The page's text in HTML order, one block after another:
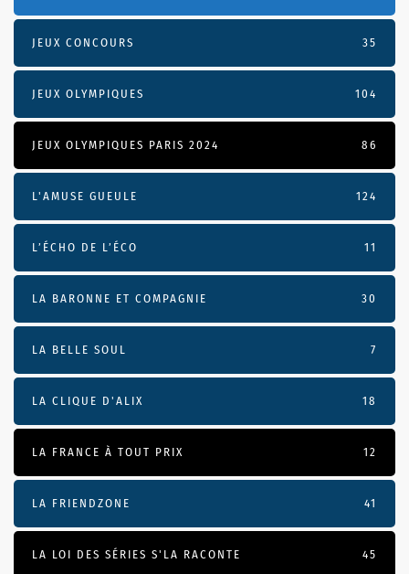
JEUX CONCOURS 35
JEUX OLYMPIQUES 104
JEUX OLYMPIQUES PARIS 2024 86
L'AMUSE GUEULE 124
L’ÉCHO DE L’ÉCO 11
LA BARONNE ET COMPAGNIE 30
LA BELLE SOUL 7
LA CLIQUE D'ALIX 18
LA FRANCE À TOUT PRIX 12
LA FRIENDZONE 41
LA LOI DES SÉRIES S'LA RACONTE 45